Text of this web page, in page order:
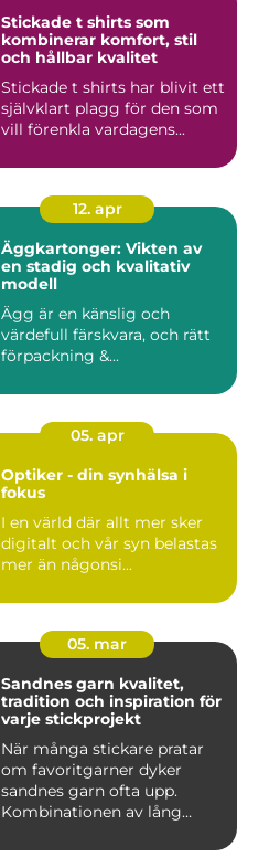
Stickade t shirts som
kombinerar komfort, stil
och hållbar kvalitet
Stickade t shirts har blivit ett
självklart plagg för den som
vill förenkla vardagens...
12. apr
Äggkartonger: Vikten av
en stadig och kvalitativ
modell
Ägg är en känslig och
värdefull färskvara, och rätt
förpackning &...
05. apr
Optiker - din synhälsa i
fokus
I en värld där allt mer sker
digitalt och vår syn belastas
mer än någonsi...
05. mar
Sandnes garn kvalitet,
tradition och inspiration för
varje stickprojekt
När många stickare pratar
om favoritgarner dyker
sandnes garn ofta upp.
Kombinationen av lång